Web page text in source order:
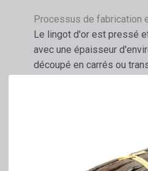
Processus de fabrication
Le lingot d'or est pressé
avec une épaisseur
découpé en carrés ou
Le produit est reconnu
enregistré sous le
Chaque produit possède